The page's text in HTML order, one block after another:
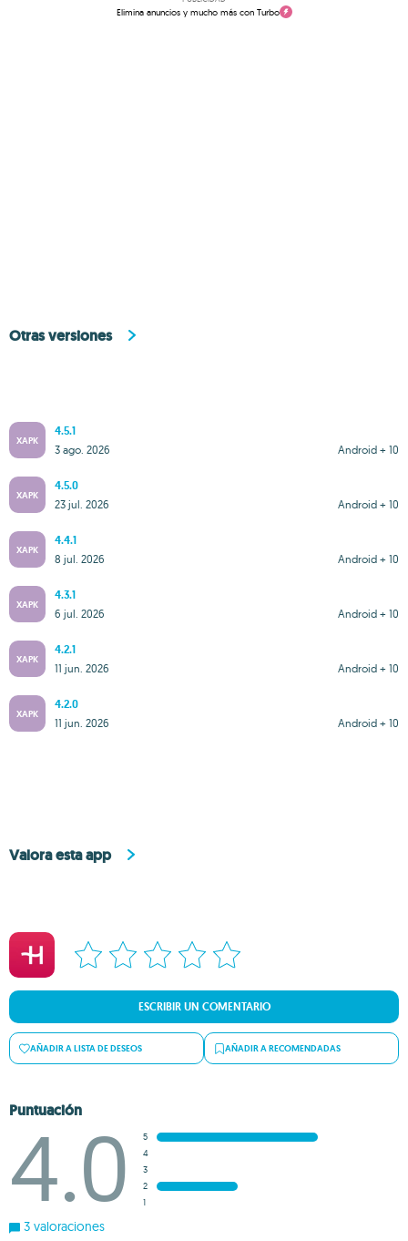
Elimina anuncios y mucho más con Turbo
Otras versiones
XAPK
4.5.1
Android + 10
3 ago. 2026
XAPK
4.5.0
Android + 10
23 jul. 2026
XAPK
4.4.1
Android + 10
8 jul. 2026
XAPK
4.3.1
Android + 10
6 jul. 2026
XAPK
4.2.1
Android + 10
11 jun. 2026
XAPK
4.2.0
Android + 10
11 jun. 2026
Valora esta app
ESCRIBIR UN COMENTARIO
AÑADIR A LISTA DE DESEOS AÑADIR A RECOMENDADAS
Puntuación
4.0
5
4
3
2
1
3 valoraciones